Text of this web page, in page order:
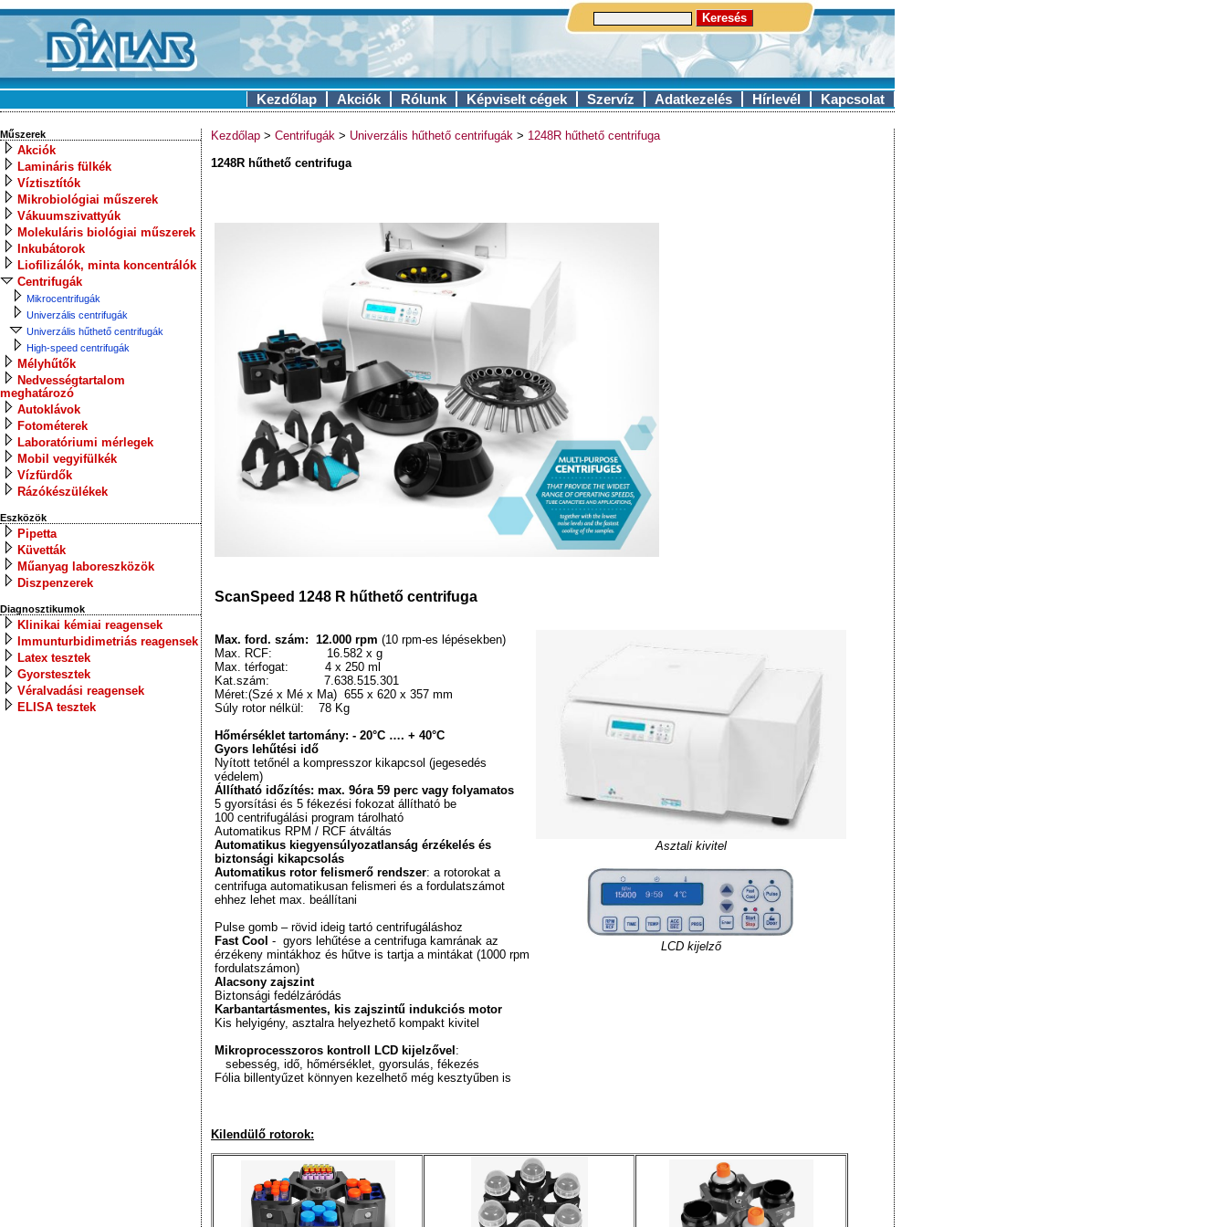
Kezdőlap Akciók Rólunk Képviselt cégek Szervíz Adatkezelés Hírlevél Kapcsolat
Műszerek
Akciók
Lamináris fülkék
Víztisztítók
Mikrobiológiai műszerek
Vákuumszivattyúk
Molekuláris biológiai műszerek
Inkubátorok
Liofilizálók, minta koncentrálók
Centrifugák
Mikrocentrifugák
Univerzális centrifugák
Univerzális hűthető centrifugák
High-speed centrifugák
Mélyhűtők
Nedvességtartalom
meghatározó
Autoklávok
Fotométerek
Laboratóriumi mérlegek
Mobil vegyifülkék
Vízfürdők
Rázókészülékek
Eszközök
Pipetta
Küvetták
Műanyag laboreszközök
Diszpenzerek
Diagnosztikumok
Klinikai kémiai reagensek
Immunturbidimetriás reagensek
Latex tesztek
Gyorstesztek
Véralvadási reagensek
ELISA tesztek
Kezdőlap > Centrifugák > Univerzális hűthető centrifugák > 1248R hűthető centrifuga
1248R hűthető centrifuga
ScanSpeed 1248 R hűthető centrifuga
Max. ford. szám: 12.000 rpm (10 rpm-es lépésekben)
Max. RCF: 16.582 x g
Max. térfogat: 4 x 250 ml
Kat.szám: 7.638.515.301
Méret:(Szé x Mé x Ma) 655 x 620 x 357 mm
Súly rotor nélkül: 78 Kg
Hőmérséklet tartomány: - 20°C …. + 40°C
Gyors lehűtési idő
Nyított tetőnél a kompresszor kikapcsol (jegesedés
védelem)
Állítható időzítés: max. 9óra 59 perc vagy folyamatos
5 gyorsítási és 5 fékezési fokozat állítható be
100 centrifugálási program tárolható
Automatikus RPM / RCF átváltás
Automatikus kiegyensúlyozatlanság érzékelés és
biztonsági kikapcsolás
Automatikus rotor felismerő rendszer: a rotorokat a
centrifuga automatikusan felismeri és a fordulatszámot
ehhez lehet max. beállítani
Pulse gomb – rövid ideig tartó centrifugáláshoz
Fast Cool - gyors lehűtése a centrifuga kamrának az
érzékeny mintákhoz és hűtve is tartja a mintákat (1000 rpm
fordulatszámon)
Alacsony zajszint
Biztonsági fedélzáródás
Karbantartásmentes, kis zajszintű indukciós motor
Kis helyigény, asztalra helyezhető kompakt kivitel
Mikroprocesszoros kontroll LCD kijelzővel :
sebesség, idő, hőmérséklet, gyorsulás, fékezés
Fólia billentyűzet könnyen kezelhető még kesztyűben is
Asztali kivitel
LCD kijelző
Kilendülő rotorok: